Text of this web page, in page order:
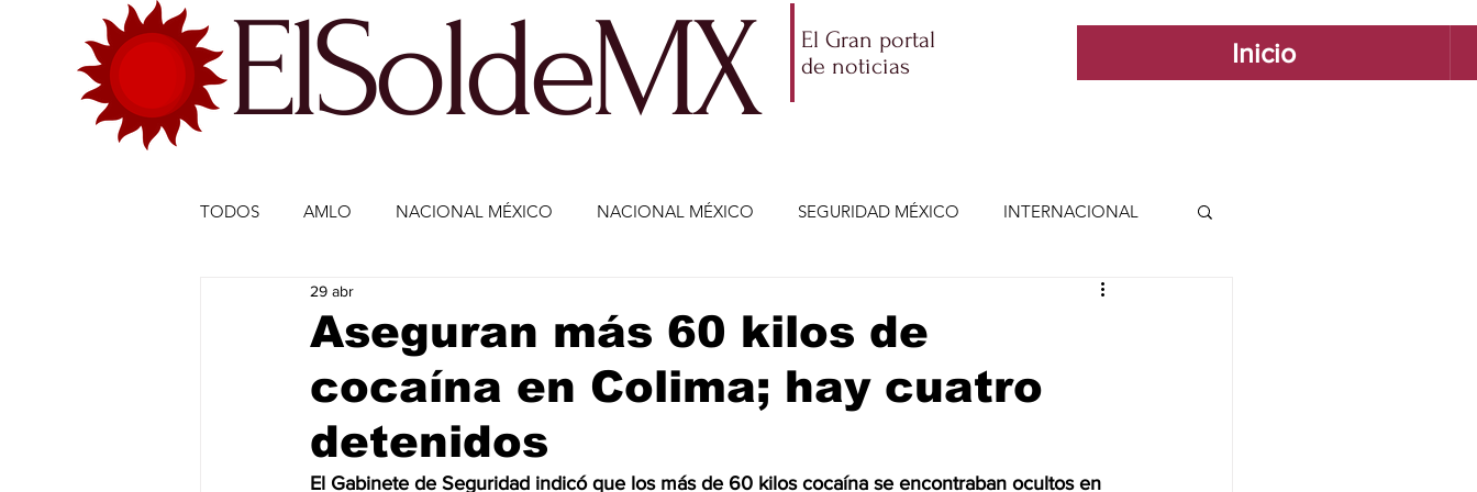
ElSoldeMX
El Gran portal
de noticias
Inicio
TODOS AMLO NACIONAL MÉXICO NACIONAL MÉXICO SEGURIDAD MÉXICO INTERNACIONAL
ECONOMÍA MÉXICO ECONOMÍA INTERNACIONAL
DEPORTES DEPORTES CIENCIA Y TECNOLOGÍA ENTRETENIMIENTO VIDA Y ESTILO
ESTADOS-POLÍTICA ENTRETENIMIENTO JALISCO-ENRIQUE ALFARO JALISCO-GUADALAJARA
Aseguran más 60 kilos de
cocaína en Colima; hay cuatro
detenidos
29 abr
El Gabinete de Seguridad indicó que los más de 60 kilos cocaína se encontraban ocultos en